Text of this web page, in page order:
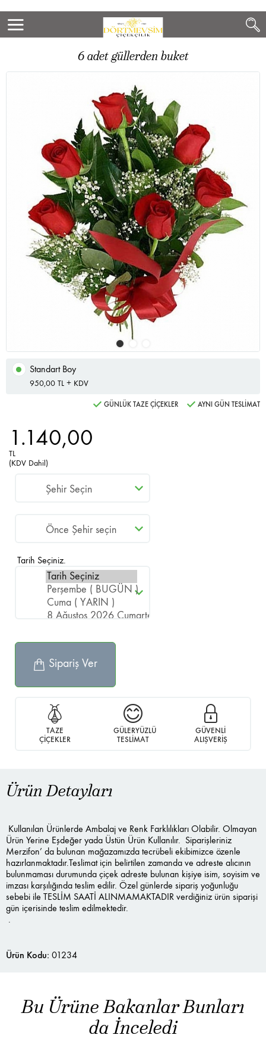
6 adet güllerden buket
Standart Boy
950,00 TL + KDV
GÜNLÜK TAZE ÇİÇEKLER AYNI GÜN TESLİMAT
1.140,00
TL
(KDV Dahil)
Tarih Seçiniz.
Sipariş Ver
TAZE
ÇİÇEKLER
GÜLERYÜZLÜ
TESLİMAT
GÜVENLİ
ALIŞVERİŞ
Ürün Detayları
Kullanılan Ürünlerde Ambalaj ve Renk Farklılıkları Olabilir. Olmayan
Ürün Yerine Eşdeğer yada Üstün Ürün Kullanılır. Siparişleriniz
Merzifon’ da bulunan mağazamızda tecrübeli ekibimizce özenle
hazırlanmaktadır.Teslimat için belirtilen zamanda ve adreste alıcının
bulunmaması durumunda çiçek adreste bulunan kişiye isim, soyisim ve
imzası karşılığında teslim edilir. Özel günlerde sipariş yoğunluğu
sebebi ile TESLİM SAATİ ALINMAMAKTADIR verdiğiniz ürün siparişi
gün içerisinde teslim edilmektedir.
.
Ürün Kodu: 01234
Bu Ürüne Bakanlar Bunları
da İnceledi